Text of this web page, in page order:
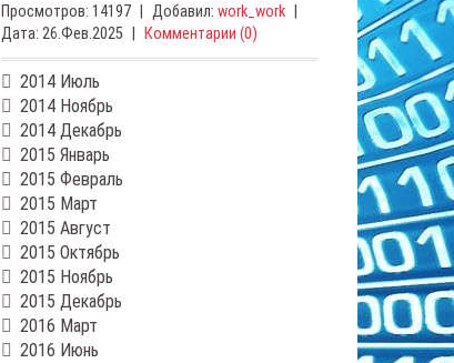
Просмотров: 14197 Добавил: work_work
Дата: 26.Фев.2025 Комментарии (0)
2014 Июль
2014 Ноябрь
2014 Декабрь
2015 Январь
2015 Февраль
2015 Март
2015 Август
2015 Октябрь
2015 Ноябрь
2015 Декабрь
2016 Март
2016 Июнь